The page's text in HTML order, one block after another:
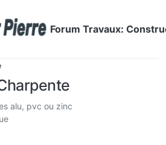
Forum Travaux:
alu, pvc ou zinc